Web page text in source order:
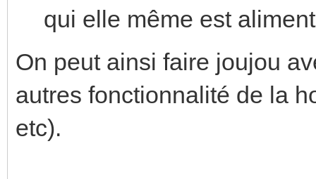
qui elle même est
On peut ainsi faire joujou
autres fonctionnalité de la
etc).